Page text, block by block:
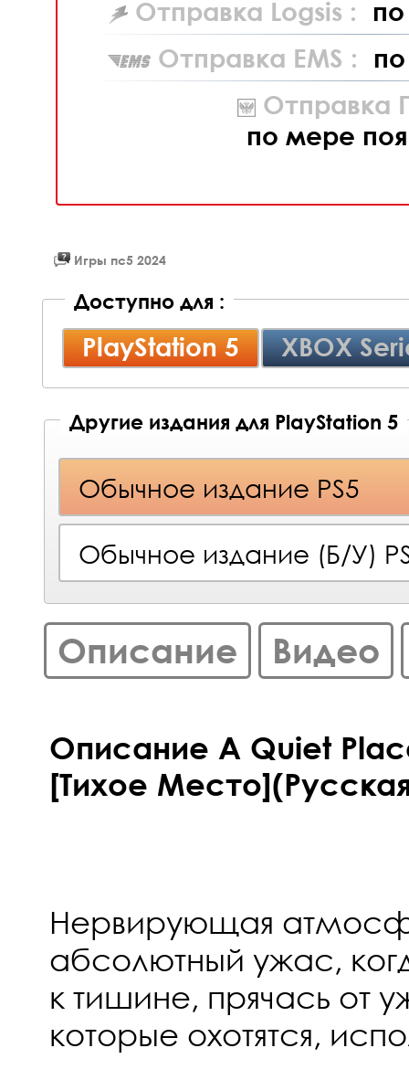
Отправка Logsis :
Отправка EMS :
Отправка
по мере
Игры пс5 2024
Доступно для :
PlayStation 5 XBOX
Другие издания для PlayStation 5
Обычное издание PS5
Обычное издание (Б/У)
Описание Видео
Описание A Quiet
[Тихое
Нервирующая
абсолютный ужас,
к тишине, прячась от
которые охотятся,